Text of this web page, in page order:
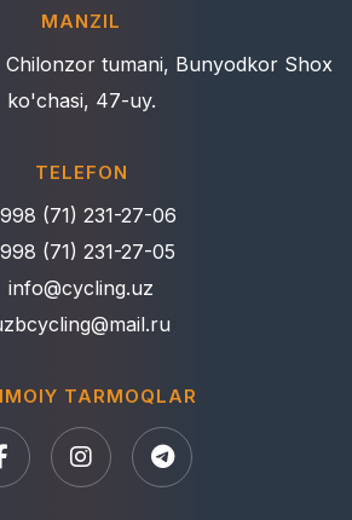
MANZIL
Chilonzor tumani, Bunyodkor Shox
ko'chasi, 47-uy.
TELEFON
(71) 231-27-06
(71) 231-27-05
info@cycling.uz
TARMOQLAR